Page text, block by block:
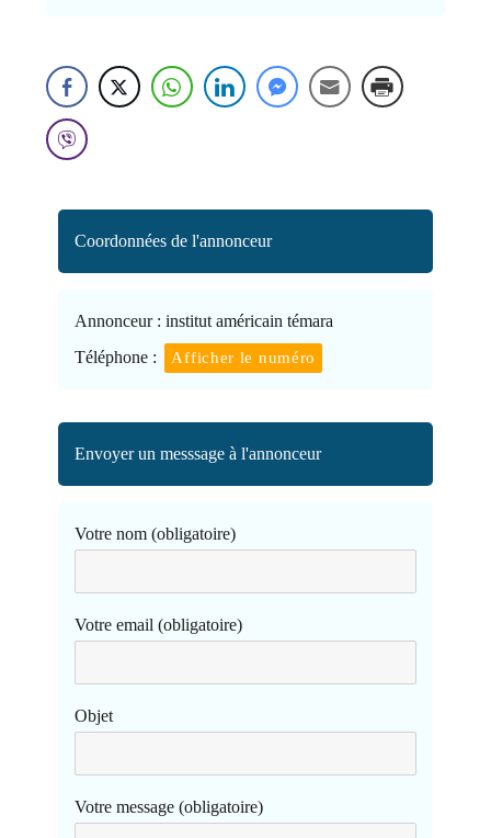
Coordonnées de l'annonceur
Annonceur : institut américain témara
Téléphone :
Afficher le numéro
Envoyer un messsage à l'annonceur
Votre nom (obligatoire)
Votre email (obligatoire)
Objet
Votre message (obligatoire)